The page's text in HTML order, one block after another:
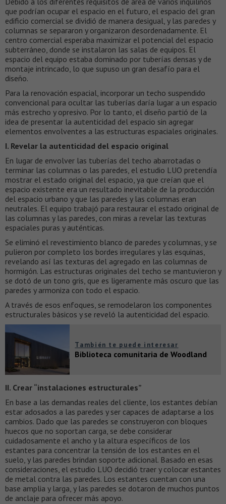
que podrían ocupar el espacio en el futuro, el espacio del gran
edificio comercial se dividió de manera desigual, y las paredes y
columnas se separaron y organizaron desordenadamente. El
centro comercial esperaba maximizar el potencial del espacio
subterráneo, donde se instalaron las salas de equipos. El
espacio del equipo estaba dominado por tuberías densas y de
montaje intrincado, lo que supuso un gran desafío para el
diseño.
Para la renovación espacial, incorporar un techo suspendido
convencional para ocultar las tuberías daría lugar a un espacio
más estrecho y opresivo. Por lo tanto, el diseño partió de la
idea de presentar la autenticidad del espacio sin agregar
elementos envolventes a las estructuras espaciales originales.
I. Revelar la autenticidad del espacio original
En lugar de envolver las tuberías del techo abarrotadas o
terminar las columnas o las paredes, el estudio LUO pretendía
mostrar el estado original del espacio, ya que creían que el
espacio existente era un resultado inevitable de la producción
del espacio urbano y que las paredes y las columnas eran
neutrales. El equipo trabajó para restaurar el estado original de
las columnas y las paredes, con miras a revelar las texturas
espaciales puras y auténticas.
Se eliminó el revestimiento blanco de paredes y columnas, y se
pulieron por completo los bordes irregulares y las esquinas,
revelando así las texturas del agregado en las columnas de
hormigón. Las estructuras originales del techo se mantuvieron y
se dotó de un tono gris, que es ligeramente más oscuro que las
paredes y armoniza con todo el espacio.
A través de esos enfoques, se remodelaron los componentes
estructurales básicos y se reveló la autenticidad del espacio.
También te puede interesar
Biblioteca comunitaria de Woodland
II. Crear “instalaciones estructurales”
En base a las demandas reales del cliente, los estantes debían
estar adosados ​​a las paredes y ser capaces de adaptarse a los
cambios. Dado que las paredes se construyeron con bloques
huecos que no soportan carga, se debe considerar
cuidadosamente el ancho y la altura específicos de los
estantes para concentrar la tensión de los estantes en el
suelo, y las paredes brindan soporte adicional. Basado en esas
consideraciones, el estudio LUO decidió traer y colocar estantes
de metal contra las paredes. Los estantes cuentan con una
base amplia y larga, y las paredes se dotaron de muchos puntos
de anclaje para ofrecer más apoyo.